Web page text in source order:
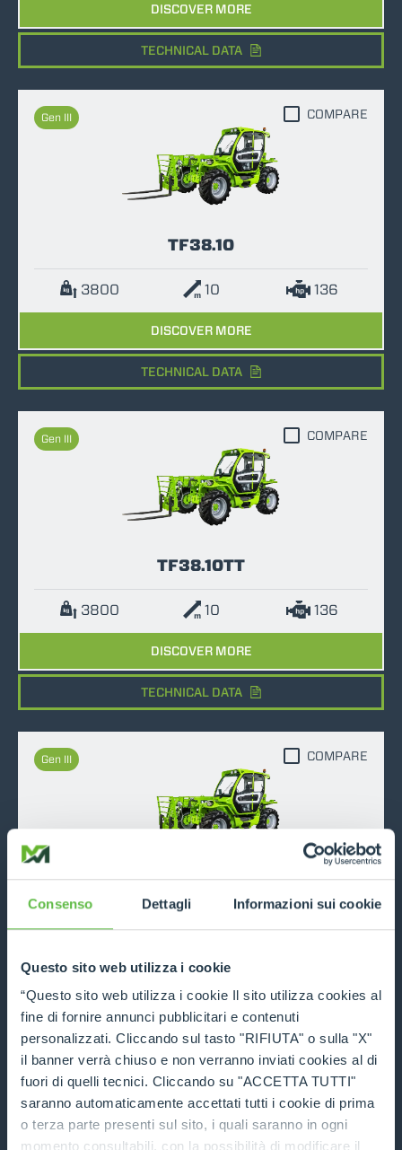
Consenso Dettagli Informazioni sui cookie
Questo sito web utilizza i cookie
“Questo sito web utilizza i cookie Il sito utilizza cookies al
fine di fornire annunci pubblicitari e contenuti
personalizzati. Cliccando sul tasto "RIFIUTA" o sulla "X"
il banner verrà chiuso e non verranno inviati cookies al di
fuori di quelli tecnici. Cliccando su "ACCETTA TUTTI"
saranno automaticamente accettati tutti i cookie di prima
o terza parte presenti sul sito, i quali saranno in ogni
momento consultabili, con la possibilità di modificare il
DISCOVER MORE
TECHNICAL DATA
Gen III
TF38.10
3800 10 136
DISCOVER MORE
COMPARE
TECHNICAL DATA
Gen III
TF38.10TT
3800 10 136
DISCOVER MORE
COMPARE
TECHNICAL DATA
Gen III
TF42.7
4200 7 136
DISCOVER MORE
COMPARE
TECHNICAL DATA
Gen III COMPARE